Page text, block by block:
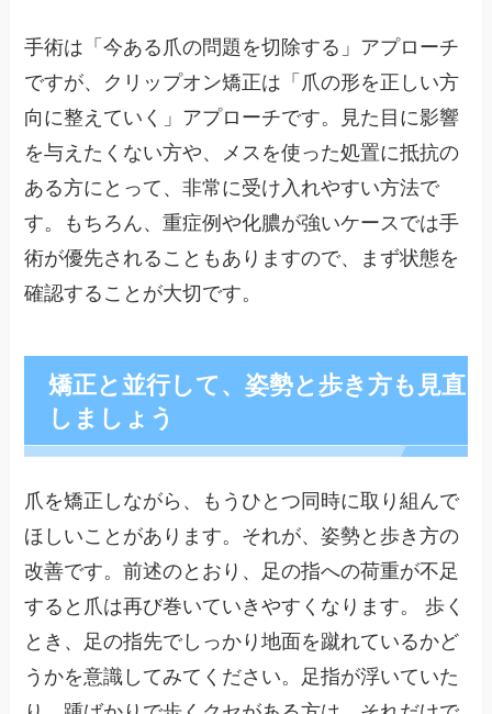
手術は「今ある爪の問題を切除する」アプローチ
ですが、クリップオン矯正は「爪の形を正しい方
向に整えていく」アプローチです。見た目に影響
を与えたくない方や、メスを使った処置に抵抗の
ある方にとって、非常に受け入れやすい方法で
す。もちろん、重症例や化膿が強いケースでは手
術が優先されることもありますので、まず状態を
確認することが大切です。
矯正と並行して、姿勢と歩き方も見直
しましょう
爪を矯正しながら、もうひとつ同時に取り組んで
ほしいことがあります。それが、姿勢と歩き方の
改善です。前述のとおり、足の指への荷重が不足
すると爪は再び巻いていきやすくなります。 歩く
とき、足の指先でしっかり地面を蹴れているかど
うかを意識してみてください。足指が浮いていた